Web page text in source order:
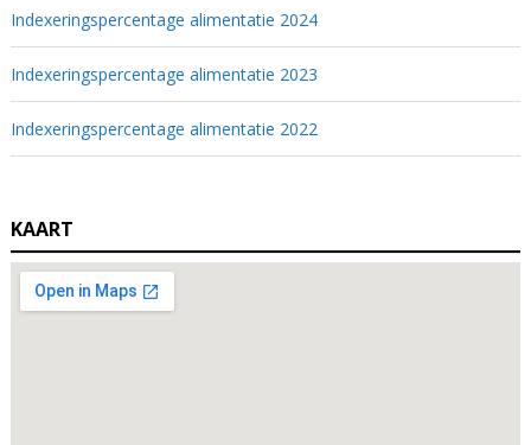
Indexeringspercentage alimentatie 2024
Indexeringspercentage alimentatie 2023
Indexeringspercentage alimentatie 2022
KAART